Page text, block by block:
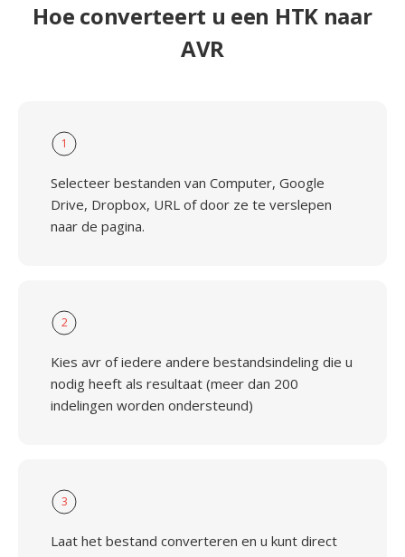
Hoe converteert u een HTK naar
AVR
1
Selecteer bestanden van Computer, Google
Drive, Dropbox, URL of door ze te verslepen
naar de pagina.
2
Kies avr of iedere andere bestandsindeling die u
nodig heeft als resultaat (meer dan 200
indelingen worden ondersteund)
3
Laat het bestand converteren en u kunt direct